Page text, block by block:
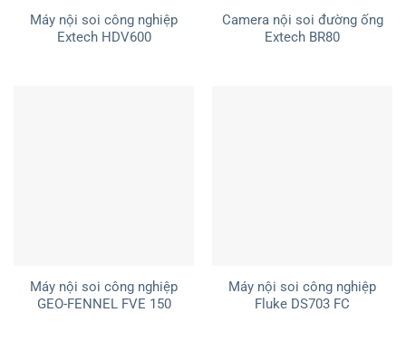
Máy nội soi công nghiệp
Extech HDV600
Camera nội soi đường ống
Extech BR80
Máy nội soi công nghiệp
GEO-FENNEL FVE 150
Máy nội soi công nghiệp
Fluke DS703 FC